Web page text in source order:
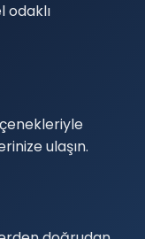
odaklı
ulaşın.